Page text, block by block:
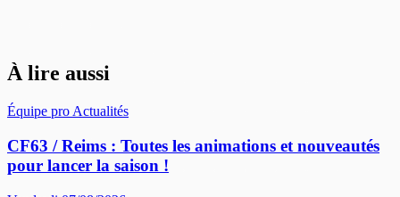
À lire aussi
Équipe pro Actualités
CF63 / Reims : Toutes les animations et nouveautés
pour lancer la saison !